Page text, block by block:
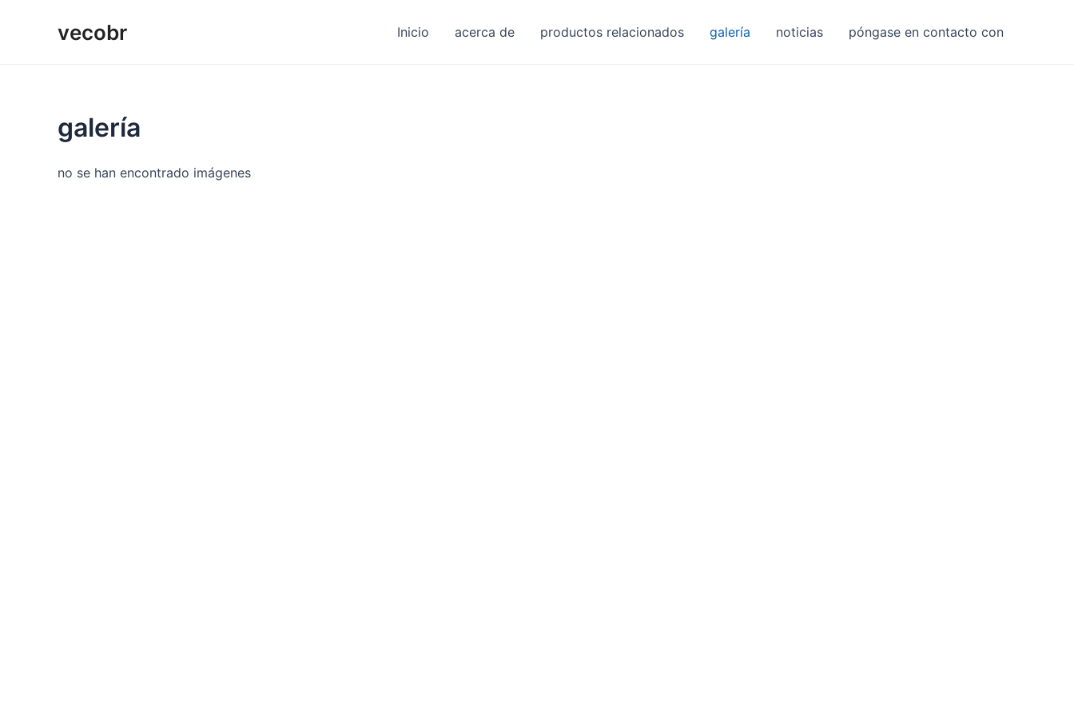
vecobr Inicio acerca de productos relacionados galería noticias póngase en contacto con
galería
no se han encontrado imágenes